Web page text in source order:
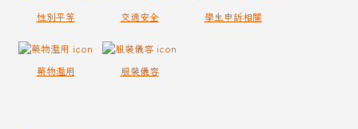
性別平等 交通安全 學生申訴相關
藥物濫用 服裝儀容